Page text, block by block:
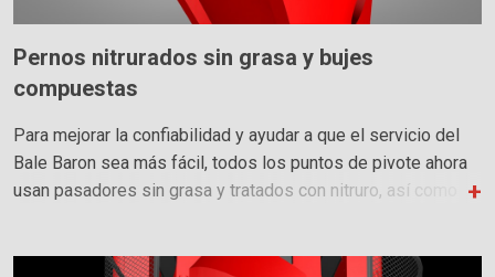
Pernos nitrurados sin grasa y bujes
compuestas
Para mejorar la confiabilidad y ayudar a que el servicio del
Bale Baron sea más fácil, todos los puntos de pivote ahora
usan pasadores sin grasa y tratados con nitruro, así como